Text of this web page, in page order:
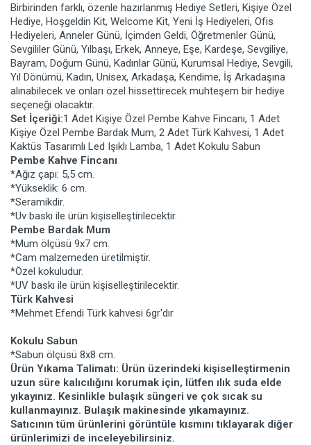
Birbirinden farklı, özenle hazırlanmış Hediye Setleri, Kişiye Özel
Hediye, Hoşgeldin Kit, Welcome Kit, Yeni İş Hediyeleri, Ofis
Hediyeleri, Anneler Günü, İçimden Geldi, Öğretmenler Günü,
Sevgililer Günü, Yılbaşı, Erkek, Anneye, Eşe, Kardeşe, Sevgiliye,
Bayram, Doğum Günü, Kadınlar Günü, Kurumsal Hediye, Sevgili,
Yıl Dönümü, Kadın, Unisex, Arkadaşa, Kendime, İş Arkadaşına
alınabilecek ve onları özel hissettirecek muhteşem bir hediye
seçeneği olacaktır.
Set İçeriği:1 Adet Kişiye Özel Pembe Kahve Fincanı, 1 Adet
Kişiye Özel Pembe Bardak Mum, 2 Adet Türk Kahvesi, 1 Adet
Kaktüs Tasarımlı Led Işıklı Lamba, 1 Adet Kokulu Sabun
Pembe Kahve Fincanı
*Ağız çapı: 5,5 cm.
*Yükseklik: 6 cm.
*Seramikdir.
*Uv baskı ile ürün kişiselleştirilecektir.
Pembe Bardak Mum
*Mum ölçüsü 9x7 cm.
*Cam malzemeden üretilmiştir.
*Özel kokuludur.
*UV baskı ile ürün kişiselleştirilecektir.
Türk Kahvesi
*Mehmet Efendi Türk kahvesi 6gr'dır
Kokulu Sabun
*Sabun ölçüsü 8x8 cm.
Ürün Yıkama Talimatı: Ürün üzerindeki kişiselleştirmenin
uzun süre kalıcılığını korumak için, lütfen ılık suda elde
yıkayınız. Kesinlikle bulaşık süngeri ve çok sıcak su
kullanmayınız. Bulaşık makinesinde yıkamayınız.
Satıcının tüm ürünlerini görüntüle kısmını tıklayarak diğer
ürünlerimizi de inceleyebilirsiniz.